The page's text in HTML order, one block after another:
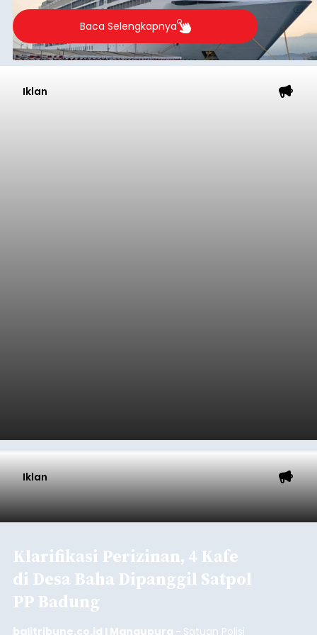
Baca Selengkapnya
Iklan
Iklan
Klarifikasi Perizinan, 4 Kafe
di Desa Baha Dipanggil Satpol
PP Badung
balitribune.co.id I Mangupura - Satuan Polisi